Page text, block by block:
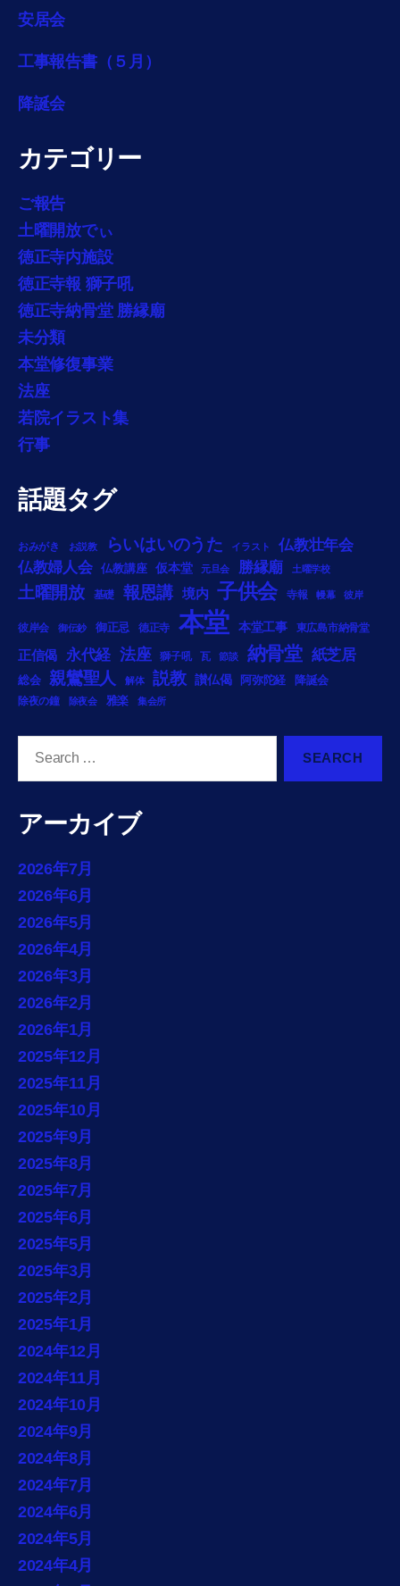
安居会
工事報告書（５月）
降誕会
カテゴリー
ご報告
土曜開放でぃ
徳正寺内施設
徳正寺報 獅子吼
徳正寺納骨堂 勝縁廟
未分類
本堂修復事業
法座
若院イラスト集
行事
話題タグ
おみがき お説教 らいはいのうた イラスト
仏教壮年会
仏教婦人会
仏教講座 仮本堂 元旦会 勝縁廟 土曜学校
土曜開放 基礎 報恩講 境内 子供会 寺報 幔幕 彼岸
彼岸会 御伝鈔 御正忌 徳正寺 本堂 本堂工事 東広島市納骨堂
正信偈 永代経 法座 獅子吼 瓦 節談 納骨堂 紙芝居
総会 親鸞聖人 解体 説教 讃仏偈 阿弥陀経 降誕会
除夜の鐘 除夜会 雅楽 集会所
アーカイブ
2026年7月
2026年6月
2026年5月
2026年4月
2026年3月
2026年2月
2026年1月
2025年12月
2025年11月
2025年10月
2025年9月
2025年8月
2025年7月
2025年6月
2025年5月
2025年3月
2025年2月
2025年1月
2024年12月
2024年11月
2024年10月
2024年9月
2024年8月
2024年7月
2024年6月
2024年5月
2024年4月